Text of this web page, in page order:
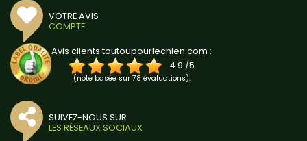
VOTRE AVIS
COMPTE
Avis clients toutoupourlechien.com :
4.9 /5
(note basée sur 78 évaluations).
SUIVEZ-NOUS SUR
LES RÉSEAUX SOCIAUX